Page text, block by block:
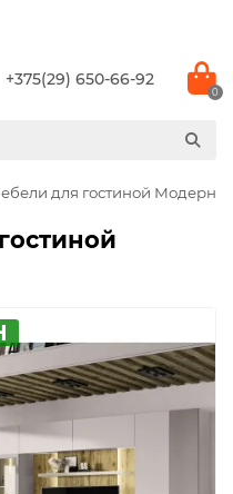
+375(29) 650-66-92
0
для гостиной Модерн